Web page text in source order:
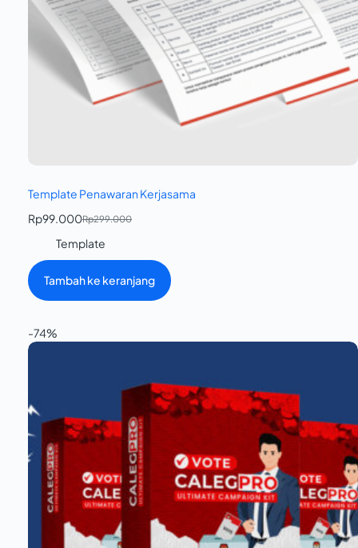
Template Penawaran Kerjasama
Rp299.000
Rp99.000
Template
Tambah ke keranjang
-74%